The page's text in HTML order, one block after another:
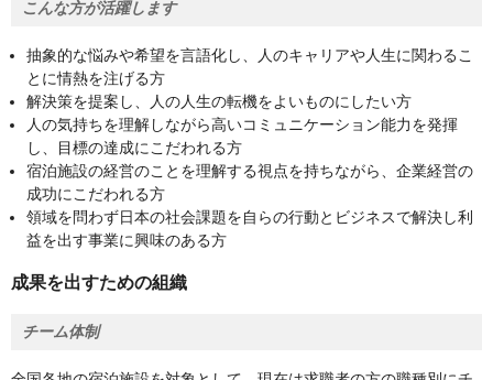
こんな方が活躍します
抽象的な悩みや希望を言語化し、人のキャリアや人生に関わるこ
とに情熱を注げる方
解決策を提案し、人の人生の転機をよいものにしたい方
人の気持ちを理解しながら高いコミュニケーション能力を発揮
し、目標の達成にこだわれる方
宿泊施設の経営のことを理解する視点を持ちながら、企業経営の
成功にこだわれる方
領域を問わず日本の社会課題を自らの行動とビジネスで解決し利
益を出す事業に興味のある方
成果を出すための組織
チーム体制